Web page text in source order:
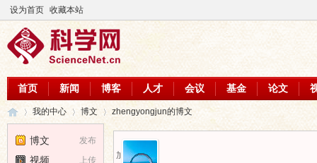
设为首页 收藏本站
首页 新闻 博客 人才 会议 基金 论文
我的中心 博文 zhengyongjun的博文
加为好友
发布
博文
上传
视频